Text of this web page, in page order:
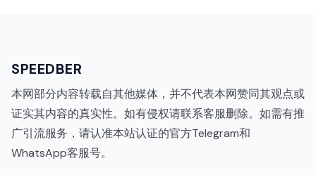
SPEEDBER
本网部分内容转载自其他媒体，并不代表本网赞同其观点或
证实其内容的真实性。如有侵权请联系客服删除。如需有推
广引流服务，请认准本站认证的官方Telegram和
WhatsApp客服号。